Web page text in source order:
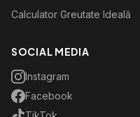
Calculator Greutate Ideală
SOCIAL MEDIA
Instagram
Facebook